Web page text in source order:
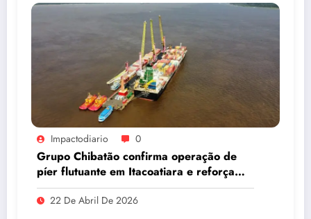
Impactodiario 0
Grupo Chibatão confirma operação de
píer flutuante em Itacoatiara e reforça
compromisso com a solução logística para
o Amazonas
22 De Abril De 2026